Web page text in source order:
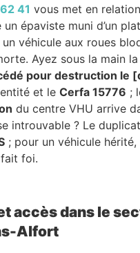
41 vous met en
un épaviste muni d’un
véhicule aux roues
Ayez sous la main
pour destruction le
et le Cerfa 15776 ;
du centre VHU arrive
introuvable ? Le
; pour un véhicule hérité,
foi.
accès dans le
Alfort